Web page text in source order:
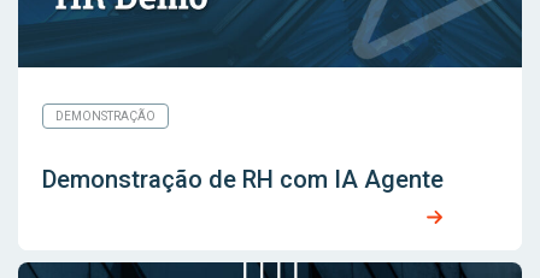
DEMONSTRAÇÃO
Demonstração de RH com IA Agente